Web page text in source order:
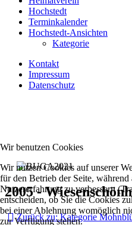
Hochstedt
Terminkalender
Hochstedt-Ansichten
Kategorie
Kontakt
Impressum
Datenschutz
2005 -
Zurück zu: Kategorie
Wir benutzen Cookies
Wir nutzen Cookies auf unserer
für den Betrieb der Seite,
Nutzererfahrung zu verbessern
entscheiden, ob Sie die Cookies
bei einer Ablehnung womöglich
zur Verfügung stehen.